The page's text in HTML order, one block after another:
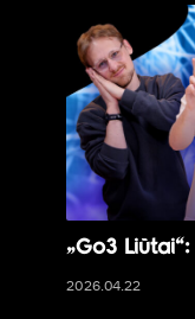
„Go3
2026.04.22